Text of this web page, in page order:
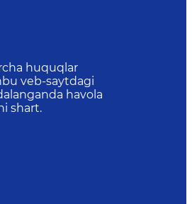
huquqlar
veb-saytdagi
havola
shart.